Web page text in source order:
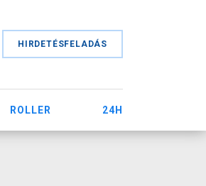
HIRDETÉSFELADÁS
ROLLER 24H